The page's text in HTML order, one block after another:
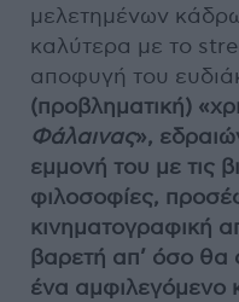
μελετημένων
καλύτερα με το
αποφυγή του
(προβληματική)
Φάλαινας»,
εμμονή του με τις
φιλοσοφίες,
κινηματογραφική
βαρετή απ’ όσο θα
ένα αμφιλεγόμενο